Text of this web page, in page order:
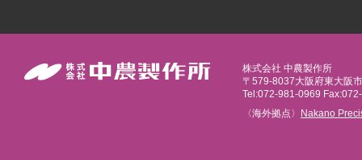
株式会社 中農製作所
〒579-8037大阪府東大阪
Tel:072-981-0969
〈海外拠点〉
Nakano